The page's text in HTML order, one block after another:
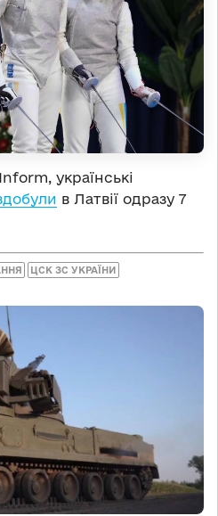
українські
в Латвії одразу 7
ЦСК ЗС УКРАЇНИ